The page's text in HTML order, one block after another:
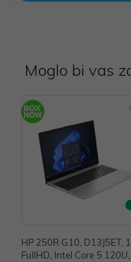
Moglo bi vas
HP 250R G10, D13J5ET,
FullHD, Intel Core 5